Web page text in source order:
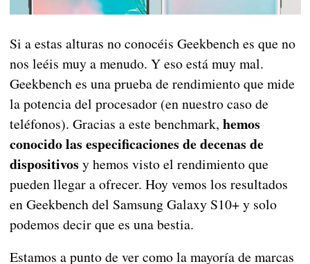
Si a estas alturas no conocéis Geekbench es que no
nos leéis muy a menudo. Y eso está muy mal.
Geekbench es una prueba de rendimiento que mide
la potencia del procesador (en nuestro caso de
teléfonos). Gracias a este benchmark, hemos
conocido las especificaciones de decenas de
dispositivos y hemos visto el rendimiento que
pueden llegar a ofrecer. Hoy vemos los resultados
en Geekbench del Samsung Galaxy S10+ y solo
podemos decir que es una bestia.
Estamos a punto de ver como la mayoría de marcas